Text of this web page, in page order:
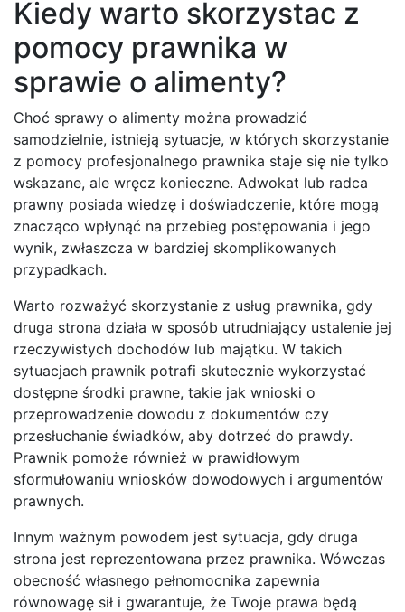
Kiedy warto skorzystac z
pomocy prawnika w
sprawie o alimenty?
Choć sprawy o alimenty można prowadzić
samodzielnie, istnieją sytuacje, w których skorzystanie
z pomocy profesjonalnego prawnika staje się nie tylko
wskazane, ale wręcz konieczne. Adwokat lub radca
prawny posiada wiedzę i doświadczenie, które mogą
znacząco wpłynąć na przebieg postępowania i jego
wynik, zwłaszcza w bardziej skomplikowanych
przypadkach.
Warto rozważyć skorzystanie z usług prawnika, gdy
druga strona działa w sposób utrudniający ustalenie jej
rzeczywistych dochodów lub majątku. W takich
sytuacjach prawnik potrafi skutecznie wykorzystać
dostępne środki prawne, takie jak wnioski o
przeprowadzenie dowodu z dokumentów czy
przesłuchanie świadków, aby dotrzeć do prawdy.
Prawnik pomoże również w prawidłowym
sformułowaniu wniosków dowodowych i argumentów
prawnych.
Innym ważnym powodem jest sytuacja, gdy druga
strona jest reprezentowana przez prawnika. Wówczas
obecność własnego pełnomocnika zapewnia
równowagę sił i gwarantuje, że Twoje prawa będą